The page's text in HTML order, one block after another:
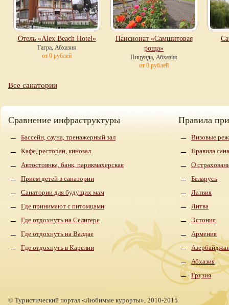
Отель «Alex Beach Hotel»
Гагра, Абхазия
от 0 рублей
Пансионат «Самшитовая
роща»
Пицунда, Абхазия
от 0 рублей
Все санатории
Сравнение инфраструктуры
Бассейн, сауна, тренажерный зал
Кафе, ресторан, кинозал
Автостоянка, банк, парикмахерская
Прием детей в санатории
Санатории для будущих мам
Где принимают с питомцами
Где отдохнуть на Селигере
Где отдохнуть на Валдае
Где отдохнуть в Карелии
Правила
Визовые
Правила
О
Беларусь
Латвия
Литва
Эстония
Армения
Абхазия
Грузия
© Туристический портал «Любимые курорты», 2010-2015